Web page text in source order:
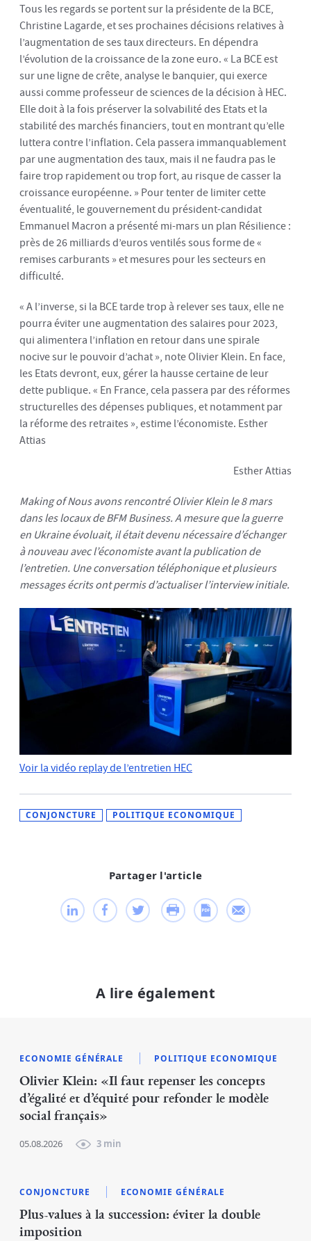
Partager l'article
Tous les regards se portent sur la présidente de la BCE,
Christine Lagarde, et ses prochaines décisions relatives à
l’augmentation de ses taux directeurs. En dépendra
l’évolution de la croissance de la zone euro. « La BCE est
sur une ligne de crête, analyse le banquier, qui exerce
aussi comme professeur de sciences de la décision à HEC.
Elle doit à la fois préserver la solvabilité des Etats et la
stabilité des marchés financiers, tout en montrant qu’elle
luttera contre l’inflation. Cela passera immanquablement
par une augmentation des taux, mais il ne faudra pas le
faire trop rapidement ou trop fort, au risque de casser la
croissance européenne. » Pour tenter de limiter cette
éventualité, le gouvernement du président-candidat
Emmanuel Macron a présenté mi-mars un plan Résilience :
près de 26 milliards d’euros ventilés sous forme de «
remises carburants » et mesures pour les secteurs en
difficulté.
« A l’inverse, si la BCE tarde trop à relever ses taux, elle ne
pourra éviter une augmentation des salaires pour 2023,
qui alimentera l’inflation en retour dans une spirale
nocive sur le pouvoir d’achat », note Olivier Klein. En face,
les Etats devront, eux, gérer la hausse certaine de leur
dette publique. « En France, cela passera par des réformes
structurelles des dépenses publiques, et notamment par
la réforme des retraites », estime l’économiste. Esther
Attias
Esther Attias
Making of Nous avons rencontré Olivier Klein le 8 mars
dans les locaux de BFM Business. A mesure que la guerre
en Ukraine évoluait, il était devenu nécessaire d’échanger
à nouveau avec l’économiste avant la publication de
l’entretien. Une conversation téléphonique et plusieurs
messages écrits ont permis d’actualiser l’interview initiale.
Voir la vidéo replay de l’entretien HEC
CONJONCTURE POLITIQUE ECONOMIQUE
A lire également
ECONOMIE GÉNÉRALE POLITIQUE ECONOMIQUE
Olivier Klein: «Il faut repenser les concepts
d’égalité et d’équité pour refonder le modèle
social français»
05.08.2026 3 min
CONJONCTURE ECONOMIE GÉNÉRALE
Plus-values à la succession: éviter la double
imposition